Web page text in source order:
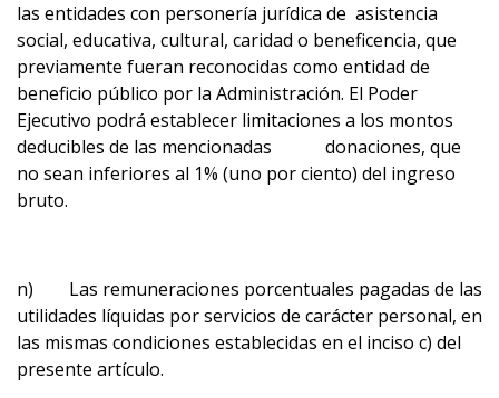
las entidades con personería jurídica de asistencia
social, educativa, cultural, caridad o beneficencia, que
previamente fueran reconocidas como entidad de
beneficio público por la Administración. El Poder
Ejecutivo podrá establecer limitaciones a los montos
deducibles de las mencionadas donaciones, que
no sean inferiores al 1% (uno por ciento) del ingreso
bruto.
n) Las remuneraciones porcentuales pagadas de las
utilidades líquidas por servicios de carácter personal, en
las mismas condiciones establecidas en el inciso c) del
presente artículo.